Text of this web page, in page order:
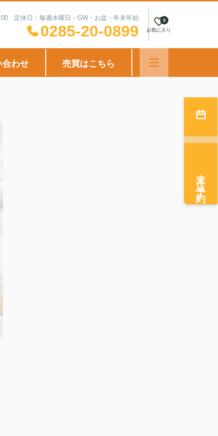
定休日：毎週水曜日・GW・お盆・年末年始
0285-20-0899 お気に入り
0
合わせ 売買はこちら
来店予約